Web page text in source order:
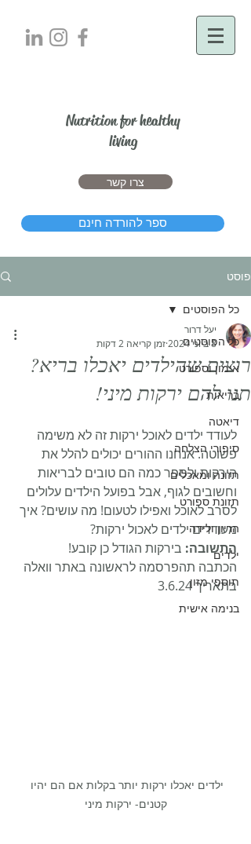
Nutrition for healthy
living
צרו קשר
ספר להורדה חינם
פוסט
כל הפוסטים
אימון וספורט
בריאות
דיאטה
סיפורי הצלחה
תזונה ומאכלים
תזונת ספורט
הריון ולידה
ילדים
תוספי מזון
בנימה אישית
כל הפוסטים
רוצים שהילדים יאכלו בריא?
תנו להם ירקות מיני!
יעל דרור
8 ביוני 2024
זמן קריאה 2 דקות
לעודד ילדים לאוכל ירקות זה לא משימה
פשוטה. אנחנו ההורים יכולים להלל את
הירקות ולספר כמה הם טובים לבריאות
וחשובים לגוף, אבל בפועל הילדים עלולים
לסרב לאוכל ואפילו לטעום! מה עושים? איך
מעודדים ילדים לאכול ירקות?
התשובה: בירקות הגודל כן קובע!
הכתבה תהפרסמה לראשונה באתר וואלה
בתאריך 3.6.24
ילדים יאכלו ירקות יותר בקלות אם הם יהיו
קטנים- ירקות מיני